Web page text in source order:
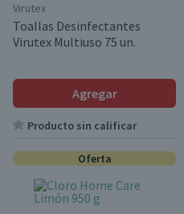
Virutex
Toallas Desinfectantes
Virutex Multiuso 75 un.
Agregar
Producto sin calificar
Oferta